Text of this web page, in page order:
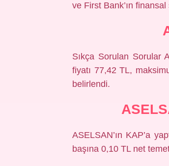
ve First Bank’ın
Sıkça Sorulan Sorular
fiyatı 77,42 TL,
belirlendi.
ASELSAN’ın KAP’a
başına 0,10 TL net